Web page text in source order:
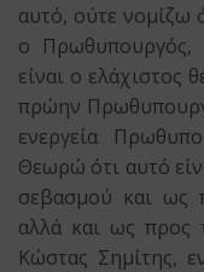
αυτό, ούτε νομίζω
ο Πρωθυπουργός,
είναι ο ελάχιστος
πρώην
ενεργεία
Θεωρώ ότι αυτό
σεβασμού και ως
αλλά και ως προς
Κώστας Σημίτης,